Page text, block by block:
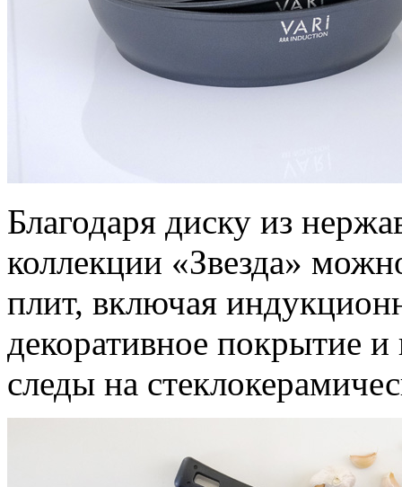
Благодаря диску из
коллекции «Звезда»
плит, включая
декоративное покрытие и
следы на